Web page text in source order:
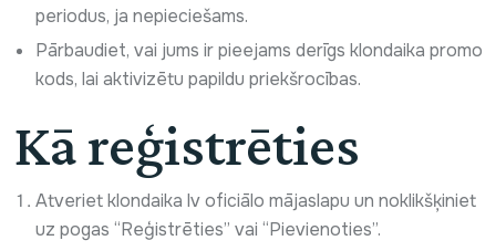
periodus, ja nepieciešams.
Pārbaudiet, vai jums ir pieejams derīgs klondaika promo
kods, lai aktivizētu papildu priekšrocības.
Kā reģistrēties
Atveriet klondaika lv oficiālo mājaslapu un noklikšķiniet
uz pogas “Reģistrēties” vai “Pievienoties”.